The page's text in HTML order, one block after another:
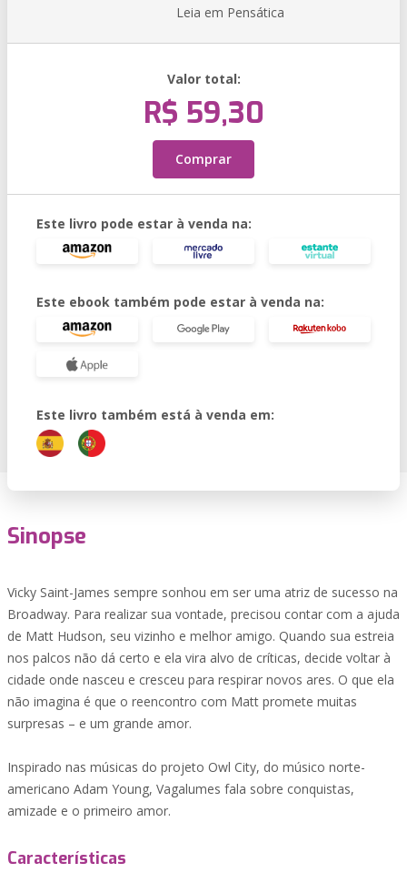
Leia em Pensática
Valor total:
R$ 59,30
Comprar
Este livro pode estar à venda na:
Este ebook também pode estar à venda na:
Este livro também está à venda em:
Sinopse
Vicky Saint-James sempre sonhou em ser uma atriz de sucesso na
Broadway. Para realizar sua vontade, precisou contar com a ajuda
de Matt Hudson, seu vizinho e melhor amigo. Quando sua estreia
nos palcos não dá certo e ela vira alvo de críticas, decide voltar à
cidade onde nasceu e cresceu para respirar novos ares. O que ela
não imagina é que o reencontro com Matt promete muitas
surpresas – e um grande amor.
Inspirado nas músicas do projeto Owl City, do músico norte-
americano Adam Young, Vagalumes fala sobre conquistas,
amizade e o primeiro amor.
Características